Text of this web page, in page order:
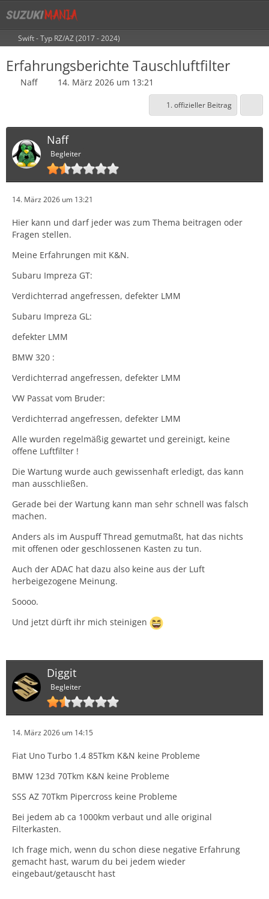
Swift - Typ RZ/AZ (2017 - 2024)
Erfahrungsberichte Tauschluftfilter
Naff 14. März 2026 um 13:21
1. offizieller Beitrag
Naff
Begleiter
14. März 2026 um 13:21
Hier kann und darf jeder was zum Thema beitragen oder
Fragen stellen.
Meine Erfahrungen mit K&N.
Subaru Impreza GT:
Verdichterrad angefressen, defekter LMM
Subaru Impreza GL:
defekter LMM
BMW 320 :
Verdichterrad angefressen, defekter LMM
VW Passat vom Bruder:
Verdichterrad angefressen, defekter LMM
Alle wurden regelmäßig gewartet und gereinigt, keine
offene Luftfilter !
Die Wartung wurde auch gewissenhaft erledigt, das kann
man ausschließen.
Gerade bei der Wartung kann man sehr schnell was falsch
machen.
Anders als im Auspuff Thread gemutmaßt, hat das nichts
mit offenen oder geschlossenen Kasten zu tun.
Auch der ADAC hat dazu also keine aus der Luft
herbeigezogene Meinung.
Soooo.
Und jetzt dürft ihr mich steinigen
Diggit
Begleiter
14. März 2026 um 14:15
Fiat Uno Turbo 1.4 85Tkm K&N keine Probleme
BMW 123d 70Tkm K&N keine Probleme
SSS AZ 70Tkm Pipercross keine Probleme
Bei jedem ab ca 1000km verbaut und alle original
Filterkasten.
Ich frage mich, wenn du schon diese negative Erfahrung
gemacht hast, warum du bei jedem wieder
eingebaut/getauscht hast